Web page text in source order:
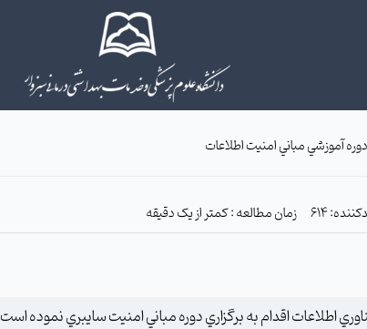
آموزشي مباني امنيت اطلاعات
زمان مطالعه : کمتر از یک دقیقه
اطلاعات اقدام به برگزاري دوره مباني امنيت سايبري نموده است .